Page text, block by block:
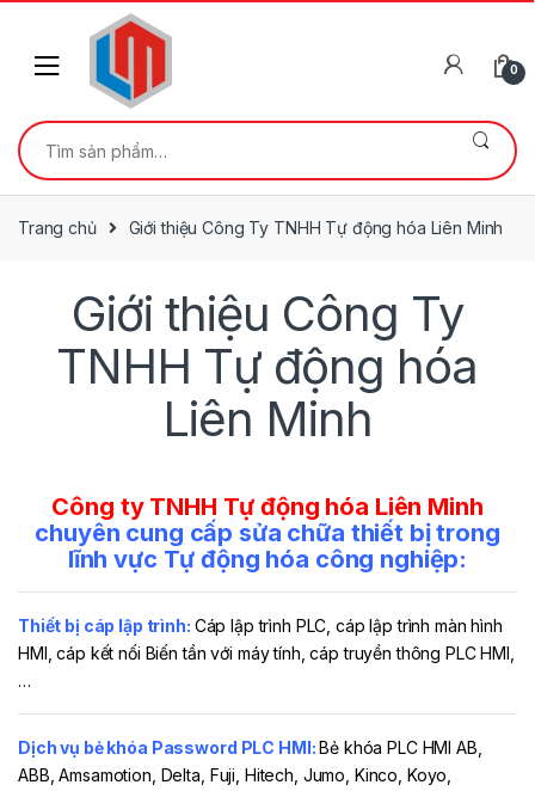
navigation
content
0
Tìm
kiếm:
Trang chủ Giới thiệu Công Ty TNHH Tự động hóa Liên Minh
Giới thiệu Công Ty
TNHH Tự động hóa
Liên Minh
Công ty TNHH Tự động hóa Liên Minh
chuyên cung cấp sửa chữa thiết bị trong
lĩnh vực Tự động hóa công nghiệp:
Thiết bị cáp lập trình: Cáp lập trình PLC, cáp lập trình màn hình
HMI, cáp kết nối Biến tần với máy tính, cáp truyền thông PLC HMI,
…
Dịch vụ bẻ khóa Password PLC HMI:Bẻ khóa PLC HMI AB,
ABB, Amsamotion, Delta, Fuji, Hitech, Jumo, Kinco, Koyo,